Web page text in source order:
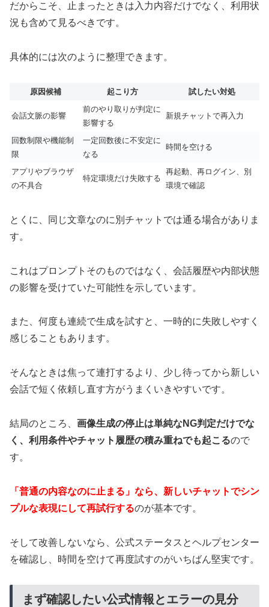
だからこそ、止まったときは入力内容だけでなく、利用状
況も含めて見るべきです。
具体的には次のように整理できます。
原因候補 起こり方 試したい対処
会話文脈の影響
前のやり取りが判定に
影響する
新規チャットで再入力
回数制限や機能制
限
一定回数後に不安定に
なる
時間を空ける
アプリやブラウザ
の不具合
特定環境だけ失敗する
再起動、再ログイン、別
環境で確認
とくに、同じ文章なのに別チャットでは通る場合がありま
す。
これはプロンプトそのものではなく、会話履歴や内部状態
の影響を受けていた可能性を示しています。
また、何度も連続で生成を試すと、一時的に失敗しやすく
感じることもあります。
そんなときは焦って連打するより、少し待ってから新しい
会話で短く依頼し直す方がうまくいきやすいです。
結局のところ、 画像生成の停止は単純なNG判定だけでな
く、利用条件やチャット履歴の積み重ねでも起こるので
す。
「普通の内容なのに止まる」なら、新しいチャットでシン
プルな表現にして再試行するのが基本です。
そして改善しないなら、公式ステータスとヘルプセンター
を確認し、時間を空けて再度試すのがいちばん堅実です。
まず確認したい公式情報とエラーの見分